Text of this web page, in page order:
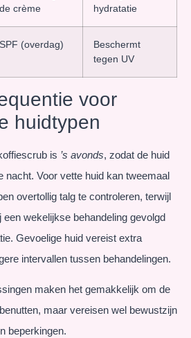
de crème
hydratatie
SPF (overdag)
Beschermt
tegen UV
voor
huidtypen
is ’s avonds, zodat de huid
nacht. Voor vette huid kan tweemaal
overtollig talg te controleren, terwijl
een wekelijkse behandeling gevolgd
Gevoelige huid vereist extra
intervallen tussen behandelingen.
maken het gemakkelijk om de
maar vereisen wel bewustzijn
beperkingen.